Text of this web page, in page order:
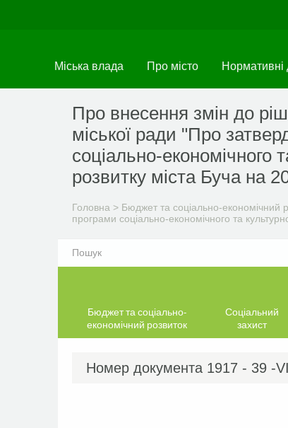
Міська влада Про місто Нормативні
Про внесення змін до
міської ради "Про
соціально-економічного
розвитку міста Буча на
Головна > Бюджет та соціально-економічний
програми соціально-економічного та
Бюджет та соціально-
економічний розвиток
Соціальний
захист
Номер документа 1917 - 39 -